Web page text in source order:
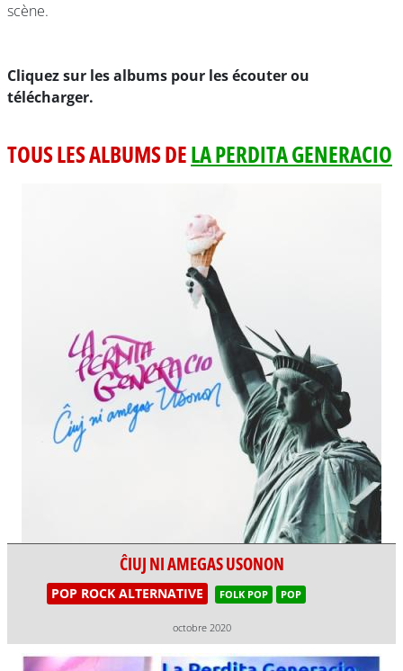
scène.
Cliquez sur les albums pour les écouter ou
télécharger.
TOUS LES ALBUMS DELA PERDITA GENERACIO
ĈIUJ NI AMEGAS USONON
POP ROCK ALTERNATIVE FOLK POP POP
octobre 2020